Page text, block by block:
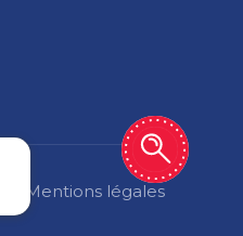
Mentions légales